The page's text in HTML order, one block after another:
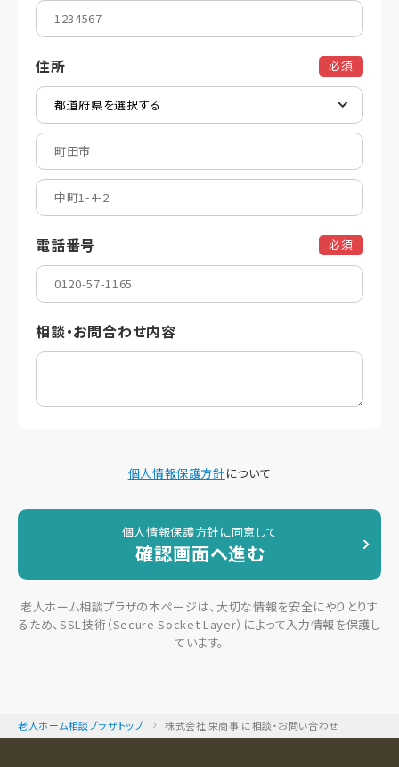
住所 必須
電話番号 必須
相談・お問合わせ内容
個人情報保護方針について
個人情報保護方針に同意して
確認画面へ進む
老人ホーム相談プラザの本ページは、大切な情報を安全にやりとりす
るため、SSL技術（Secure Socket Layer）によって入力情報を保護し
ています。
老人ホーム相談プラザトップ 株式会社 栄商事 に相談・お問い合わせ